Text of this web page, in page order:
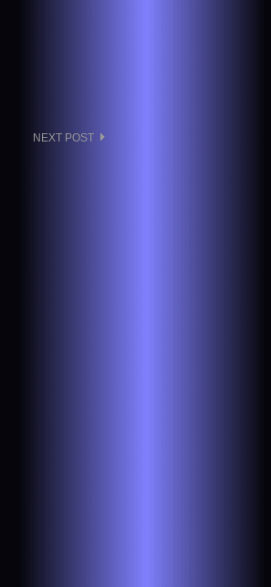
NEXT POST